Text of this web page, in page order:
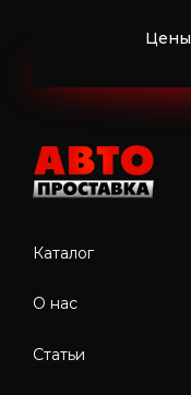
Цены
Каталог
О нас
Статьи